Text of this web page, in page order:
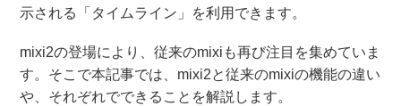
示される「タイムライン」を利用できます。
mixi2の登場により、従来のmixiも再び注目を集めていま
す。そこで本記事では、mixi2と従来のmixiの機能の違い
や、それぞれでできることを解説します。